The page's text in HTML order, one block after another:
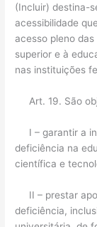
(Incluir) destina-
acessibilidade
acesso pleno
superior e à
nas instituições
Art. 19. São
I – garantir a
deficiência na
científica e
II – prestar
deficiência,